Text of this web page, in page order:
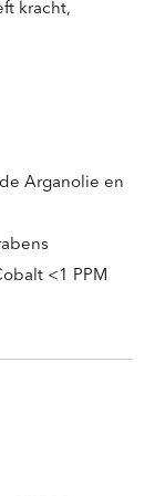
kracht,
Arganolie en
<1 PPM